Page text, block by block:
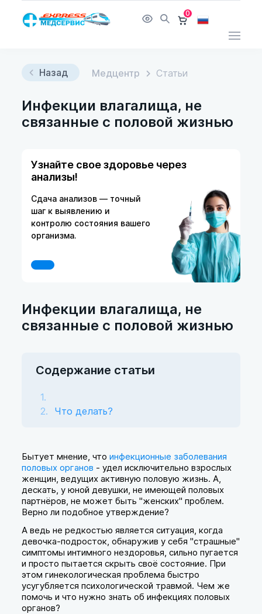
0
Назад Медцентр Статьи
Инфекции влагалища, не
связанные с половой жизнью
Узнайте свое здоровье через
анализы!
Сдача анализов — точный
шаг к выявлению и
контролю состояния вашего
организма.
Инфекции влагалища, не
связанные с половой жизнью
Содержание статьи
Что делать?
Бытует мнение, что инфекционные заболевания
половых органов - удел исключительно взрослых
женщин, ведущих активную половую жизнь. А,
дескать, у юной девушки, не имеющей половых
партнёров, не может быть "женских" проблем.
Верно ли подобное утверждение?
А ведь не редкостью является ситуация, когда
девочка-подросток, обнаружив у себя "страшные"
симптомы интимного нездоровья, сильно пугается
и просто пытается скрыть своё состояние. При
этом гинекологическая проблема быстро
усугубляется психологической травмой. Чем же
помочь и что нужно знать об инфекциях половых
органов?